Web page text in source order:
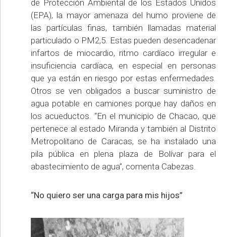
de Protección Ambiental de los Estados Unidos
(EPA), la mayor amenaza del humo proviene de
las partículas finas, también llamadas material
particulado o PM2,5. Estas pueden desencadenar
infartos de miocardio, ritmo cardíaco irregular e
insuficiencia cardíaca, en especial en personas
que ya están en riesgo por estas enfermedades.
Otros se ven obligados a buscar suministro de
agua potable en camiones porque hay daños en
los acueductos. “En el municipio de Chacao, que
pertenece al estado Miranda y también al Distrito
Metropolitano de Caracas, se ha instalado una
pila pública en plena plaza de Bolívar para el
abastecimiento de agua”, comenta Cabezas.
“No quiero ser una carga para mis hijos”